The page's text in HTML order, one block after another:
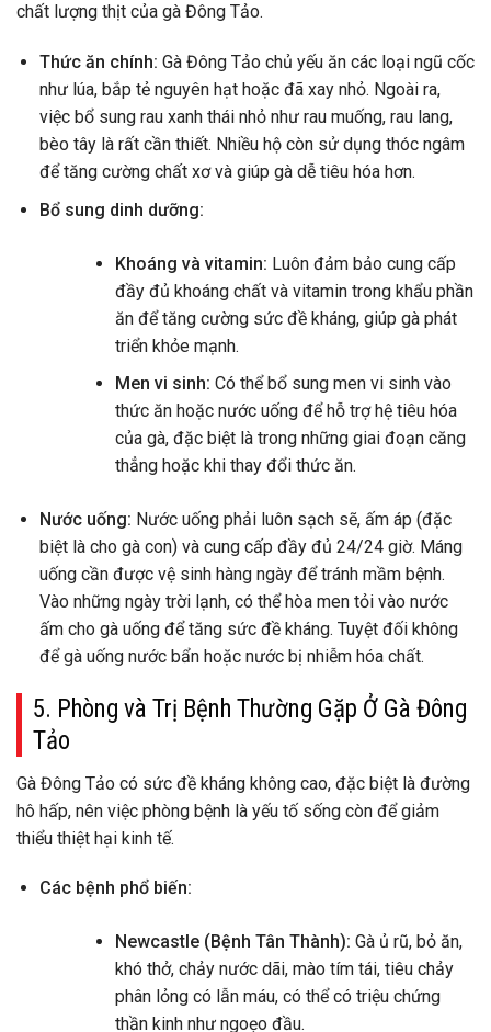
chất lượng thịt của gà Đông Tảo.
Thức ăn chính: Gà Đông Tảo chủ yếu ăn các loại ngũ cốc
như lúa, bắp tẻ nguyên hạt hoặc đã xay nhỏ. Ngoài ra,
việc bổ sung rau xanh thái nhỏ như rau muống, rau lang,
bèo tây là rất cần thiết. Nhiều hộ còn sử dụng thóc ngâm
để tăng cường chất xơ và giúp gà dễ tiêu hóa hơn.
Bổ sung dinh dưỡng:
Khoáng và vitamin: Luôn đảm bảo cung cấp
đầy đủ khoáng chất và vitamin trong khẩu phần
ăn để tăng cường sức đề kháng, giúp gà phát
triển khỏe mạnh.
Men vi sinh: Có thể bổ sung men vi sinh vào
thức ăn hoặc nước uống để hỗ trợ hệ tiêu hóa
của gà, đặc biệt là trong những giai đoạn căng
thẳng hoặc khi thay đổi thức ăn.
Nước uống: Nước uống phải luôn sạch sẽ, ấm áp (đặc
biệt là cho gà con) và cung cấp đầy đủ 24/24 giờ. Máng
uống cần được vệ sinh hàng ngày để tránh mầm bệnh.
Vào những ngày trời lạnh, có thể hòa men tỏi vào nước
ấm cho gà uống để tăng sức đề kháng. Tuyệt đối không
để gà uống nước bẩn hoặc nước bị nhiễm hóa chất.
5. Phòng và Trị Bệnh Thường Gặp Ở Gà Đông
Tảo
Gà Đông Tảo có sức đề kháng không cao, đặc biệt là đường
hô hấp, nên việc phòng bệnh là yếu tố sống còn để giảm
thiểu thiệt hại kinh tế.
Các bệnh phổ biến:
Newcastle (Bệnh Tân Thành): Gà ủ rũ, bỏ ăn,
khó thở, chảy nước dãi, mào tím tái, tiêu chảy
phân lỏng có lẫn máu, có thể có triệu chứng
thần kinh như ngoẹo đầu.